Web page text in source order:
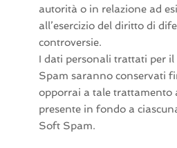
autorità o in relazione ad
all’esercizio del diritto di
controversie.
I dati personali trattati per
Spam saranno conservati
opporrai a tale trattamento
presente in fondo a
Soft Spam.